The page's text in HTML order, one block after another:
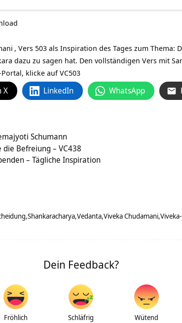
, Vers 503 als Inspiration des Tages zum Thema:
dazu zu sagen hat. Den vollständigen Vers mit
klicke aufVC503
X LinkedIn WhatsApp
Schumann
Befreiung – VC438
– Tägliche Inspiration
Shankaracharya Vedanta Viveka Chudamani
Dein Feedback?
Fröhlich Schläfrig Wütend